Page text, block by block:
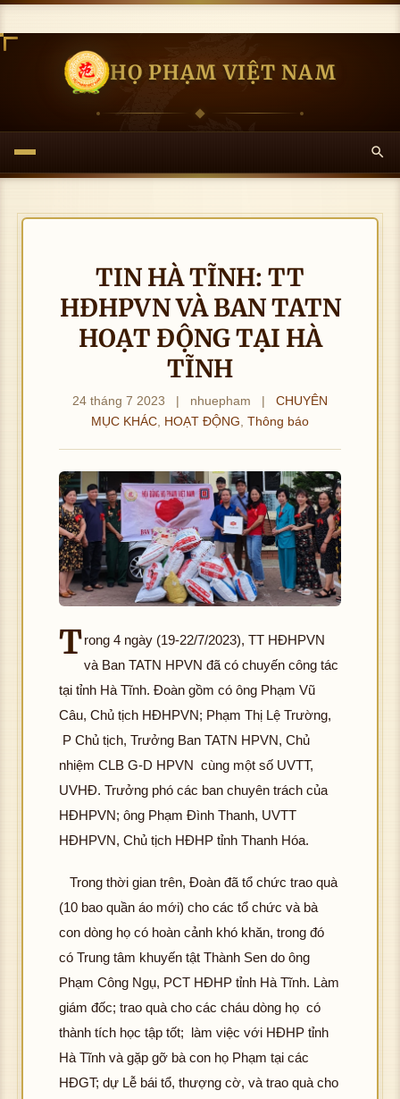
HỌ PHẠM VIỆT NAM
TIN HÀ TĨNH: TT
HĐHPVN VÀ BAN TATN
HOẠT ĐỘNG TẠI HÀ
TĨNH
24 tháng 7 2023 | nhuepham |
CHUYÊN
MỤC KHÁC HOẠT ĐỘNG Thông báo
Trong 4 ngày (19-22/7/2023), TT HĐHPVN
và Ban TATN HPVN đã có chuyến công tác
tại tỉnh Hà Tĩnh. Đoàn gồm có ông Phạm Vũ
Câu, Chủ tịch HĐHPVN; Phạm Thị Lệ Trường,
P Chủ tịch, Trưởng Ban TATN HPVN, Chủ
nhiệm CLB G-D HPVN cùng một số UVTT,
UVHĐ. Trưởng phó các ban chuyên trách của
HĐHPVN; ông Phạm Đình Thanh, UVTT
HĐHPVN, Chủ tịch HĐHP tỉnh Thanh Hóa.
Trong thời gian trên, Đoàn đã tổ chức trao quà
(10 bao quần áo mới) cho các tổ chức và bà
con dòng họ có hoàn cảnh khó khăn, trong đó
có Trung tâm khuyến tật Thành Sen do ông
Phạm Công Ngụ, PCT HĐHP tỉnh Hà Tĩnh. Làm
giám đốc; trao quà cho các cháu dòng họ có
thành tích học tập tốt; làm việc với HĐHP tỉnh
Hà Tĩnh và gặp gỡ bà con họ Phạm tại các
HĐGT; dự Lễ bái tổ, thượng cờ, và trao quà cho